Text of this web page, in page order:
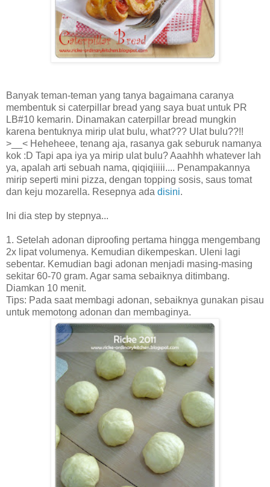
Banyak teman-teman yang tanya bagaimana caranya
membentuk si caterpillar bread yang saya buat untuk PR
LB#10 kemarin. Dinamakan caterpillar bread mungkin
karena bentuknya mirip ulat bulu, what??? Ulat bulu??!!
>__< Heheheee, tenang aja, rasanya gak seburuk namanya
kok :D Tapi apa iya ya mirip ulat bulu? Aaahhh whatever lah
ya, apalah arti sebuah nama, qiqiqiiiii.... Penampakannya
mirip seperti mini pizza, dengan topping sosis, saus tomat
dan keju mozarella. Resepnya ada disini.
Ini dia step by stepnya...
1. Setelah adonan diproofing pertama hingga mengembang
2x lipat volumenya. Kemudian dikempeskan. Uleni lagi
sebentar. Kemudian bagi adonan menjadi masing-masing
sekitar 60-70 gram. Agar sama sebaiknya ditimbang.
Diamkan 10 menit.
Tips: Pada saat membagi adonan, sebaiknya gunakan pisau
untuk memotong adonan dan membaginya.